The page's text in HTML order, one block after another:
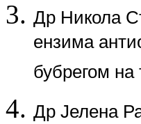
Др Никола
ензима
бубрегом
Др Јелена